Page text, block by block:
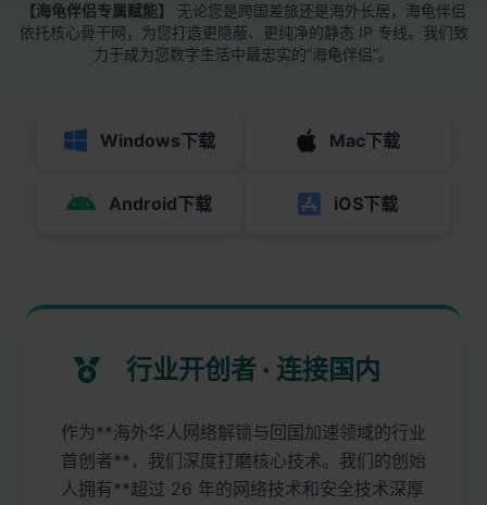
【海龟伴侣专属赋能】
无论您是跨国差旅还是海外长居，海龟伴侣
依托核心骨干网，为您打造更隐蔽、更纯净的静态 IP 专线。我们致
力于成为您数字生活中最忠实的“海龟伴侣”。
Windows下载 Mac下载
Android下载 iOS下载
行业开创者 · 连接国内
作为**海外华人网络解锁与回国加速领域的行业
首创者**，我们深度打磨核心技术。我们的创始
人拥有**超过 26 年的网络技术和安全技术深厚